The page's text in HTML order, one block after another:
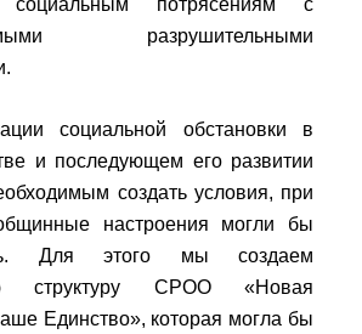
разрушительными
социальной обстановки в
и последующем его развитии
создать условия, при
настроения могли бы
Для этого мы создаем
структуру СРОО «Новая
Единство», которая могла бы